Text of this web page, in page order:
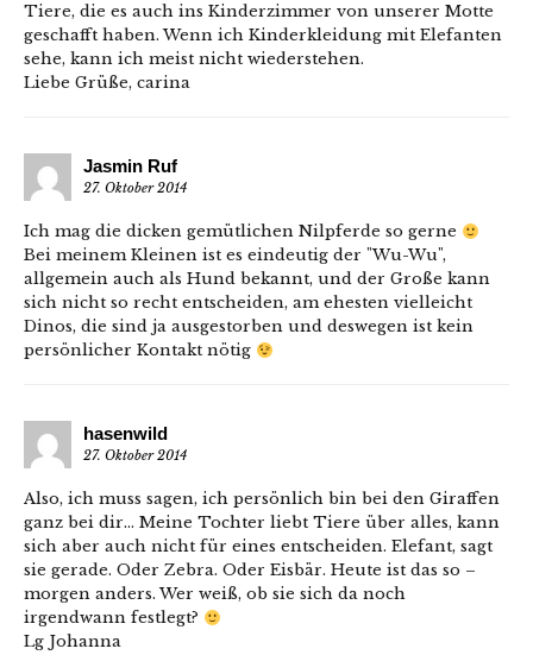
Tiere, die es auch ins Kinderzimmer von unserer Motte
geschafft haben. Wenn ich Kinderkleidung mit Elefanten
sehe, kann ich meist nicht wiederstehen.
Liebe Grüße, carina
Jasmin Ruf
27. Oktober 2014
Ich mag die dicken gemütlichen Nilpferde so gerne
Bei meinem Kleinen ist es eindeutig der "Wu-Wu",
allgemein auch als Hund bekannt, und der Große kann
sich nicht so recht entscheiden, am ehesten vielleicht
Dinos, die sind ja ausgestorben und deswegen ist kein
persönlicher Kontakt nötig
hasenwild
27. Oktober 2014
Also, ich muss sagen, ich persönlich bin bei den Giraffen
ganz bei dir… Meine Tochter liebt Tiere über alles, kann
sich aber auch nicht für eines entscheiden. Elefant, sagt
sie gerade. Oder Zebra. Oder Eisbär. Heute ist das so –
morgen anders. Wer weiß, ob sie sich da noch
irgendwann festlegt?
Lg Johanna